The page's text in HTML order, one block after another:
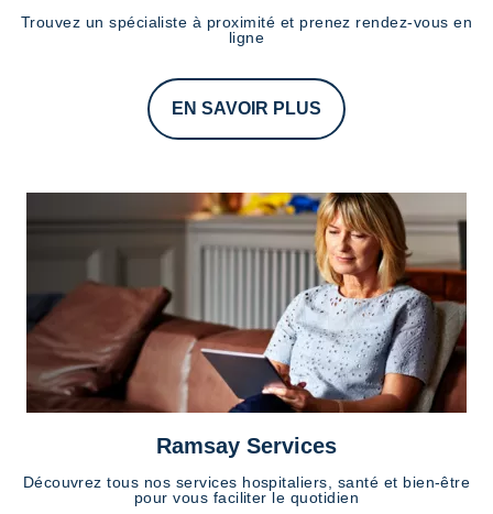
Trouvez un spécialiste à proximité et prenez rendez-vous en
ligne
EN SAVOIR PLUS
Ramsay Services
Découvrez tous nos services hospitaliers, santé et bien-être
pour vous faciliter le quotidien